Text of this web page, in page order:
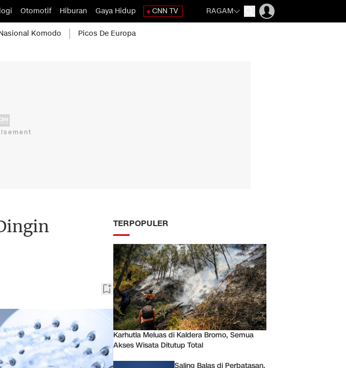
Otomotif Hiburan Gaya Hidup CNN TV RAGAM
Komodo Picos De Europa
TERPOPULER
Karhutla Meluas di Kaldera Bromo, Semua
Akses Wisata Ditutup Total
Saling Balas di Perbatasan,